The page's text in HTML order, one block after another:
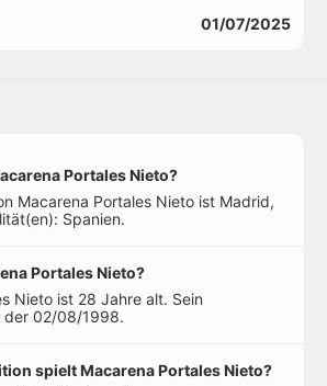
01/07/2025
Portales Nieto?
Macarena Portales Nieto ist Madrid,
Spanien.
Portales Nieto?
Nieto ist 28 Jahre alt. Sein
der 02/08/1998.
spielt Macarena Portales Nieto?